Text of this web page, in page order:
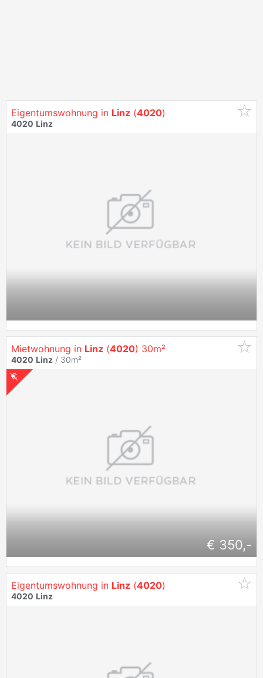
Eigentumswohnung in Linz (4020)
4020 Linz
Mietwohnung in Linz (4020) 30m²
4020 Linz / 30m²
€ 350,-
Eigentumswohnung in Linz (4020)
4020 Linz